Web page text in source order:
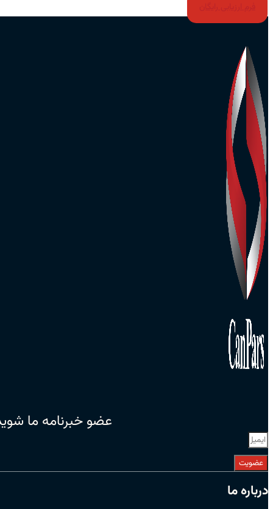
عضو خبرنامه ما شوید
عضویت
درباره ما